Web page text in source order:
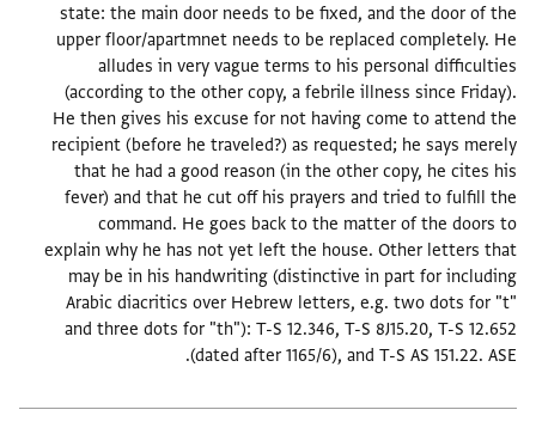
state: the main door needs to be fixed, and the door of the
upper floor/apartmnet needs to be replaced completely. He
alludes in very vague terms to his personal difficulties
(according to the other copy, a febrile illness since Friday).
He then gives his excuse for not having come to attend the
recipient (before he traveled?) as requested; he says merely
that he had a good reason (in the other copy, he cites his
fever) and that he cut off his prayers and tried to fulfill the
command. He goes back to the matter of the doors to
explain why he has not yet left the house. Other letters that
may be in his handwriting (distinctive in part for including
Arabic diacritics over Hebrew letters, e.g. two dots for "t"
and three dots for "th"): T-S 12.346, T-S 8J15.20, T-S 12.652
(dated after 1165/6), and T-S AS 151.22. ASE.